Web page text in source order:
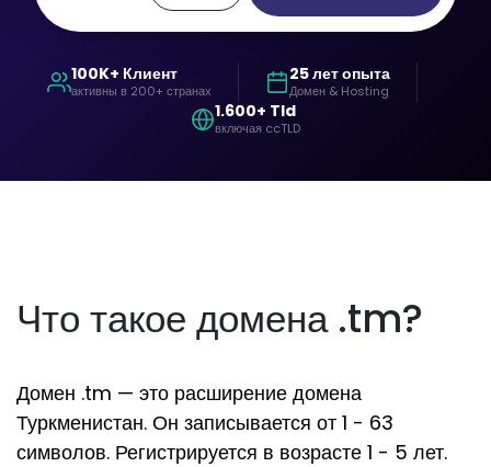
100K+ Клиент
активны в 200+ странах
25 лет опыта
Домен & Hosting
1.600+ Tld
включая ccTLD
Что такое домена .tm?
Домен .tm — это расширение домена
Туркменистан. Он записывается от 1 - 63
символов. Регистрируется в возрасте 1 - 5 лет.